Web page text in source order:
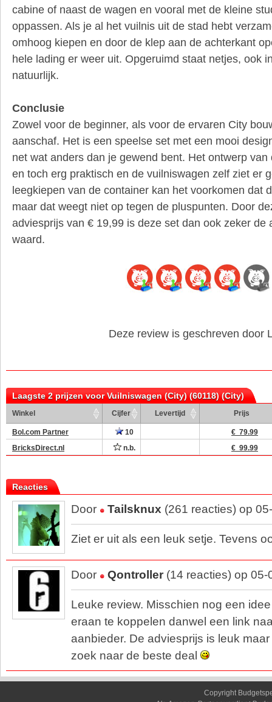
cabine of naast de wagen en vooral met de kleine
oppassen. Als je al het vuilnis uit de stad hebt
omhoog kiepen en door de klep aan de achterkant
hele lading er weer uit. Opgeruimd staat netjes, ook
natuurlijk.
Conclusie
Zowel voor de beginner, als voor de ervaren City
aanschaf. Het is een speelse set met een mooi
net wat anders dan je gewend bent. Het ontwerp
en toch erg praktisch en de vuilniswagen zelf ziet er
leegkiepen van de container kan het voorkomen dat
maar dat weegt niet op tegen de pluspunten. Door
adviesprijs van € 19,99 is deze set dan ook zeker de
waard.
Deze review is geschreven door
Laagste 2 prijzen voor Vuilniswagen (City) (60118) (City)
Winkel Cijfer Levertijd Prijs
Bol.com Partner 10
€ 79.99
BricksDirect.nl
n.b. € 99.99
Reacties
Door Tailsknux (261 reacties) op
Ziet er uit als een leuk setje. Tevens
Door Qontroller (14 reacties) op
Leuke review. Misschien nog een
eraan te koppelen danwel een link
aanbieder. De adviesprijs is leuk
zoek naar de beste deal
Copyright